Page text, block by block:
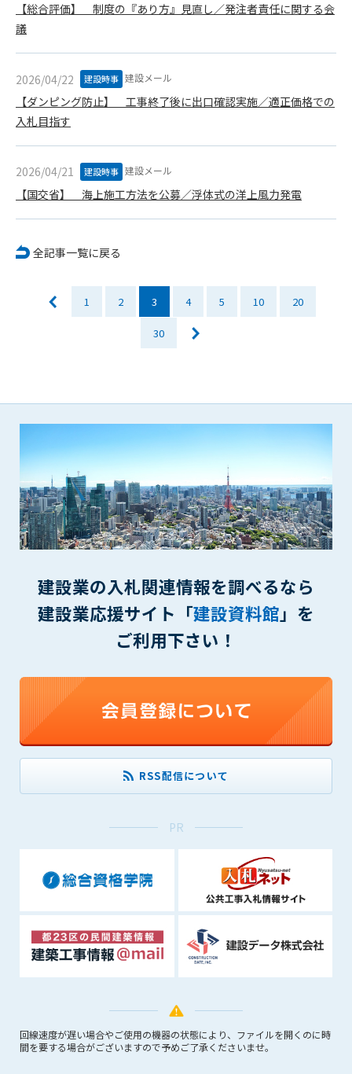
【総合評価】 制度の『あり方』見直し／発注者責任に関する会
議
2026/04/22 建設時事 建設メール
【ダンピング防止】 工事終了後に出口確認実施／適正価格での
入札目指す
2026/04/21 建設時事 建設メール
【国交省】 海上施工方法を公募／浮体式の洋上風力発電
全記事一覧に戻る
1 2 3 4 5 10 20
30
建設業の入札関連情報を調べるなら
建設業応援サイト「建設資料館」を
ご利用下さい！
RSS配信について
PR
回線速度が遅い場合やご使用の機器の状態により、ファイルを開くのに時
間を要する場合がございますので予めご了承くださいませ。
第12条（変更の届出）
も、管理者は一切その責任を負いません。
第13条（退会／広告掲載解除）
1. サポーター会員が本サービスへの広告掲載を解約する場合
月末をもって解約とします。
2. 本サービスの最低利用期間はサービスを開始した日から6か
しや、日割り計算はしないことを承諾するものとします。
上記13条に規定する退会の意思表示がなき場合、次期契約を自
動延長とします。
第15条（準拠法・管轄裁判所）
本規約の準拠法は日本法とします。本規約をめぐる一切の紛争
第16条（本規約の効力）
1. 本規約は、管理者が会員に対してログインID・パスワードを
発行した時点より効力を生じます。
付則1
この規約は2014年9月1日から実施します。
本規約内容に同意する